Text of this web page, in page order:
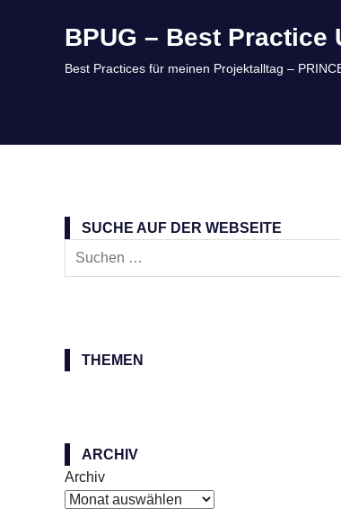
BPUG – Best Practice
Best Practices für meinen Projektalltag –
SUCHE AUF DER WEBSEITE
Suchen
THEMEN
ARCHIV
Archiv